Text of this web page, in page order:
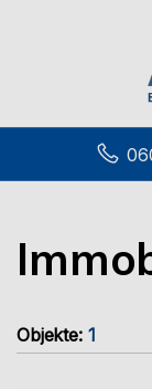
Objekte: 1